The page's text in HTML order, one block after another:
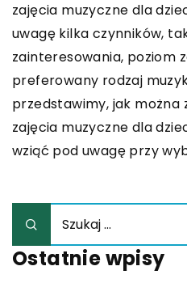
zajęcia muzyczne dla
uwagę kilka czynników,
zainteresowania, poziom
preferowany rodzaj
przedstawimy, jak można
zajęcia muzyczne dla
wziąć pod uwagę przy
Ostatnie wpisy